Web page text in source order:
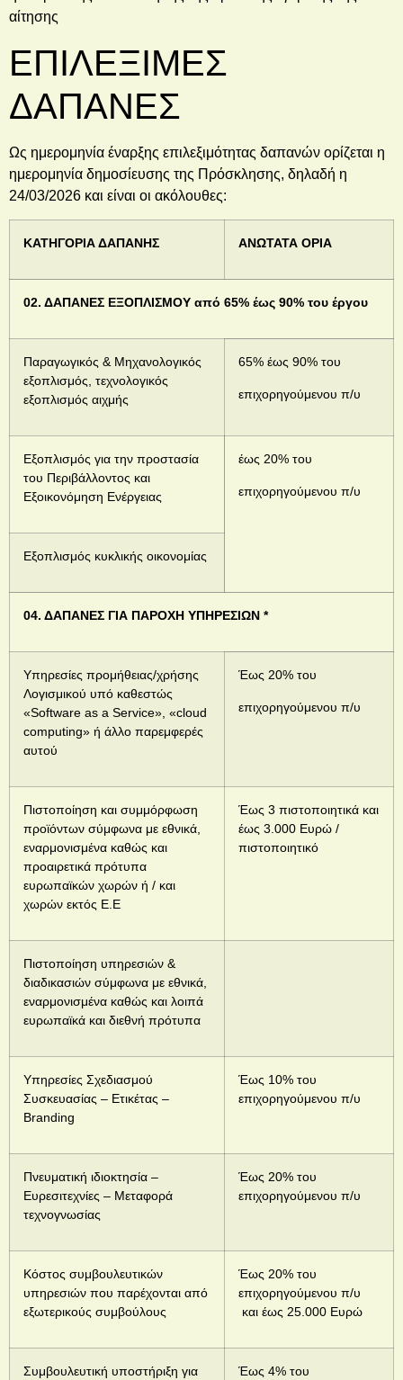
αίτησης
ΕΠΙΛΕΞΙΜΕΣ
ΔΑΠΑΝΕΣ
Ως ημερομηνία έναρξης επιλεξιμότητας δαπανών ορίζεται η
ημερομηνία δημοσίευσης της Πρόσκλησης, δηλαδή η
24/03/2026 και είναι οι ακόλουθες:
ΚΑΤΗΓΟΡΙΑ ΔΑΠΑΝΗΣ ΑΝΩΤΑΤΑ ΟΡΙΑ
02. ΔΑΠΑΝΕΣ ΕΞΟΠΛΙΣΜΟΥ από 65% έως 90% του έργου
Παραγωγικός & Μηχανολογικός
εξοπλισμός, τεχνολογικός
εξοπλισμός αιχμής
65% έως 90% του
επιχορηγούμενου π/υ
Εξοπλισμός για την προστασία
του Περιβάλλοντος και
Εξοικονόμηση Ενέργειας
έως 20% του
επιχορηγούμενου π/υ
Εξοπλισμός κυκλικής οικονομίας
04. ΔΑΠΑΝΕΣ ΓΙΑ ΠΑΡΟΧΗ ΥΠΗΡΕΣΙΩΝ *
Υπηρεσίες προμήθειας/χρήσης
Λογισμικού υπό καθεστώς
«Software as a Service», «cloud
computing» ή άλλο παρεμφερές
αυτού
Έως 20% του
επιχορηγούμενου π/υ
Πιστοποίηση και συμμόρφωση
προϊόντων σύμφωνα με εθνικά,
εναρμονισμένα καθώς και
προαιρετικά πρότυπα
ευρωπαϊκών χωρών ή / και
χωρών εκτός Ε.Ε
Έως 3 πιστοποιητικά και
έως 3.000 Ευρώ /
πιστοποιητικό
Πιστοποίηση υπηρεσιών &
διαδικασιών σύμφωνα με εθνικά,
εναρμονισμένα καθώς και λοιπά
ευρωπαϊκά και διεθνή πρότυπα
Υπηρεσίες Σχεδιασμού
Συσκευασίας – Ετικέτας –
Branding
Έως 10% του
επιχορηγούμενου π/υ
Πνευματική ιδιοκτησία –
Ευρεσιτεχνίες – Μεταφορά
τεχνογνωσίας
Έως 20% του
επιχορηγούμενου π/υ
Κόστος συμβουλευτικών
υπηρεσιών που παρέχονται από
εξωτερικούς συμβούλους
Έως 20% του
επιχορηγούμενου π/υ
και έως 25.000 Ευρώ
Συμβουλευτική υποστήριξη για
Έως 4% του